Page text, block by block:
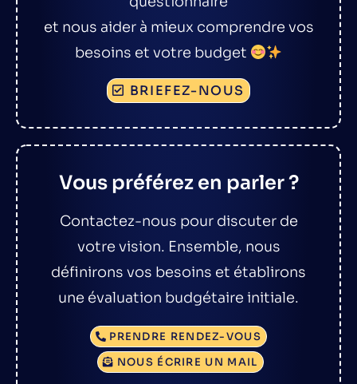
et nous aider à mieux comprendre vos
besoins et votre budget
BRIEFEZ-NOUS
Vous préférez en parler ?
Contactez-nous pour discuter de
votre vision. Ensemble, nous
définirons vos besoins et établirons
une évaluation budgétaire initiale.
PRENDRE RENDEZ-VOUS
NOUS ÉCRIRE UN MAIL